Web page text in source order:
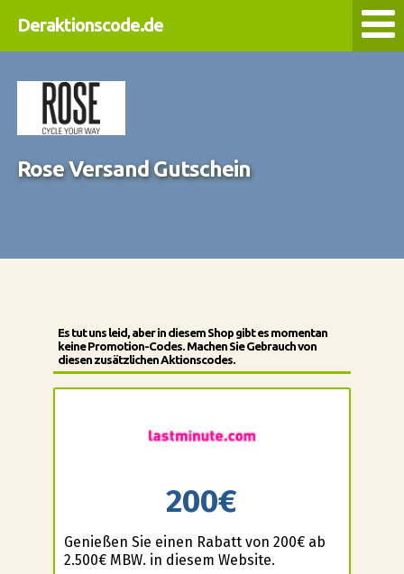
Deraktionscode.de
Rose Versand Gutschein
Es tut uns leid, aber in diesem Shop gibt es momentan
keine Promotion-Codes. Machen Sie Gebrauch von
diesen zusätzlichen Aktionscodes.
200€
Genießen Sie einen Rabatt von 200€ ab
2.500€ MBW. in diesem Website.